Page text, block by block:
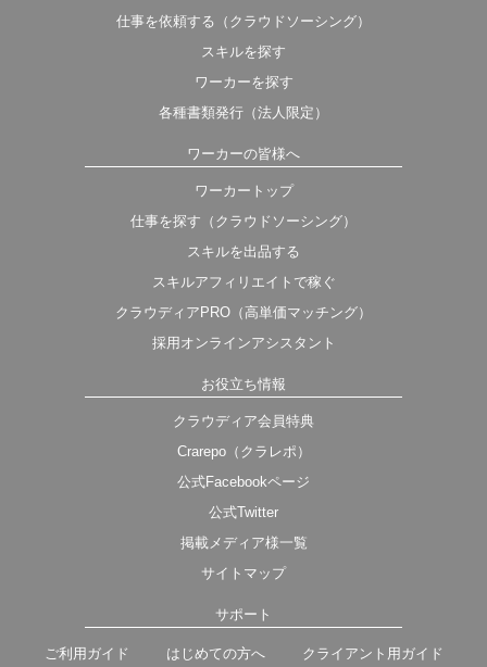
仕事を依頼する（クラウドソーシング）
スキルを探す
ワーカーを探す
各種書類発行（法人限定）
ワーカーの皆様へ
ワーカートップ
仕事を探す（クラウドソーシング）
スキルを出品する
スキルアフィリエイトで稼ぐ
クラウディアPRO（高単価マッチング）
採用オンラインアシスタント
お役立ち情報
クラウディア会員特典
Crarepo（クラレポ）
公式Facebookページ
公式Twitter
掲載メディア様一覧
サイトマップ
サポート
ご利用ガイド はじめての方へ クライアント用ガイド